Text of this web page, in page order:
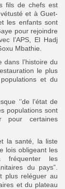
Search
Button
fils de chefs est
et à Guet-
les enfants sont
pour rejoindre
l’APS, El Hadj
Mbathie.
dans l’histoire du
le plus
et du
‘’de l’état de
populations sont
certaines
la santé, la liste
lois obligeant les
fréquenter les
du pays”.
plus reléguer au
et du plateau